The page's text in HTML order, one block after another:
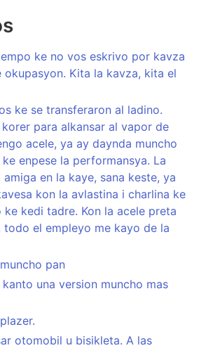
ke no vos eskrivo por kavza
okupasyon. Kita la kavza, kita el
ke se transferaron al ladino.
para alkansar al vapor de
acele, ya ay daynda muncho
enpese la performansya. La
en la kaye, sana keste, ya
kon la avlastina i charlina ke
ke kedi tadre. Kon la acele preta
todo el empleyo me kayo de la
pan
una version muncho mas
otomobil u bisikleta. A las